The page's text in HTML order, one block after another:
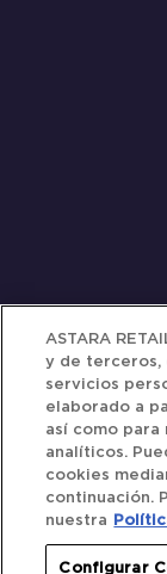
ASTARA
y de terceros,
servicios
elaborado a
así como
analíticos.
cookies
continuación.
nuestra
Configurar